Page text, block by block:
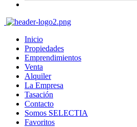
Inicio
Propiedades
Emprendimientos
Venta
Alquiler
La Empresa
Tasación
Contacto
Somos SELECTIA
Favoritos